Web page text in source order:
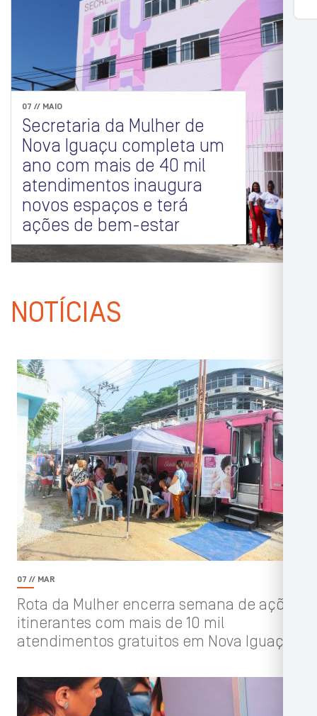
07 // MAIO
Secretaria da Mulher de
Nova Iguaçu completa um
ano com mais de 40 mil
atendimentos inaugura
novos espaços e terá
ações de bem-estar
NOTÍCIAS
07 // MAR
Rota da Mulher encerra semana de ações
itinerantes com mais de 10 mil
atendimentos gratuitos em Nova Iguaçu